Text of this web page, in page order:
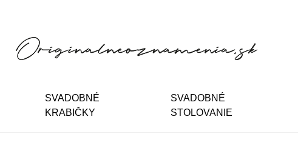
SVADOBNÉ
KRABIČKY
SVADOBNÉ
STOLOVANIE